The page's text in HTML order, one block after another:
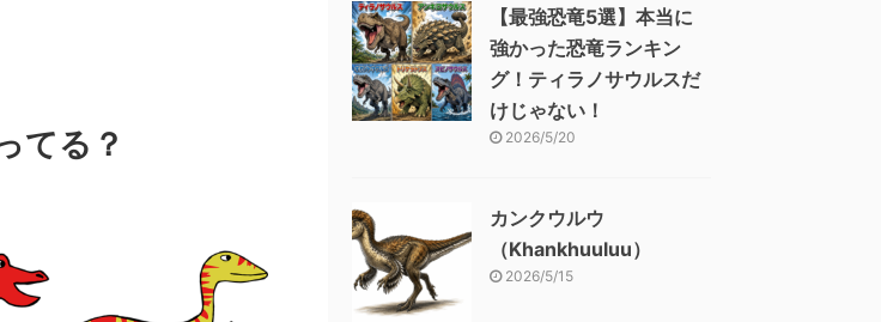
てる？
【最強恐竜5選】本当に
強かった恐竜ランキン
グ！ティラノサウルスだ
けじゃない！
2026/5/20
カンクウルウ
（Khankhuuluu）
2026/5/15